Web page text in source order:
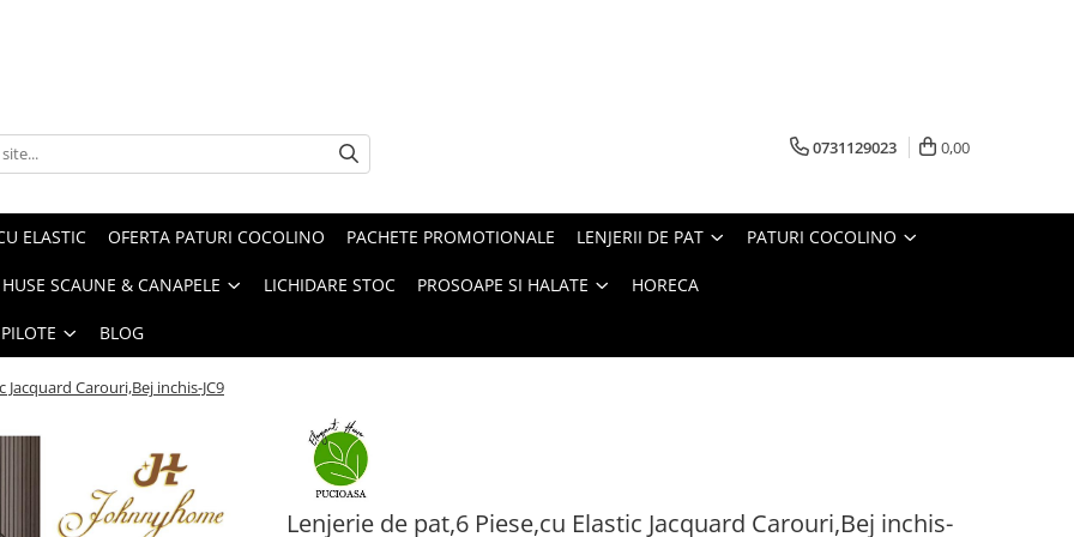
0731129023 0,00
ELASTIC OFERTA PATURI COCOLINO PACHETE PROMOTIONALE LENJERII DE PAT PATURI COCOLINO
HUSE SCAUNE & CANAPELE LICHIDARE STOC PROSOAPE SI HALATE HORECA
BLOG
Carouri,Bej inchis-JC9
Lenjerie de pat,6 Piese,cu Elastic Jacquard Carouri,Bej inchis-